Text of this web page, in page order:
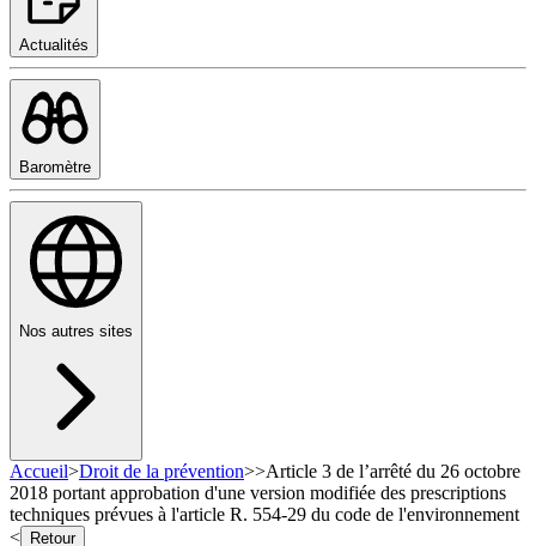
Actualités
Baromètre
Nos autres sites
Accueil>Droit de la prévention>>Article 3 de l’arrêté du 26 octobre
2018 portant approbation d'une version modifiée des prescriptions
techniques prévues à l'article R. 554-29 du code de l'environnement
<
Retour